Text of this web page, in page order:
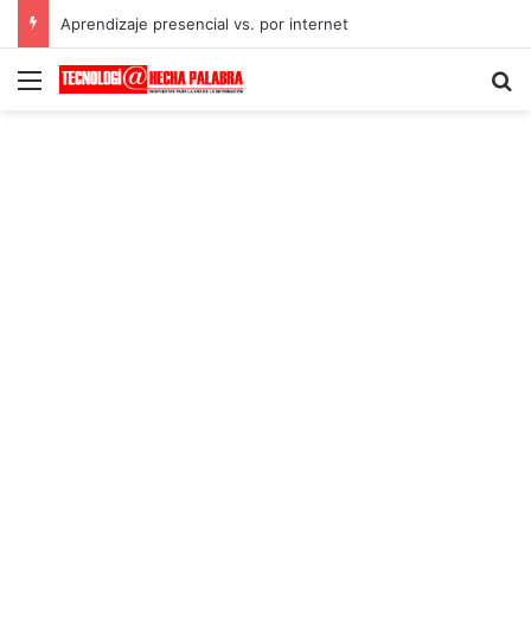
Aprendizaje presencial vs. por internet
Menú